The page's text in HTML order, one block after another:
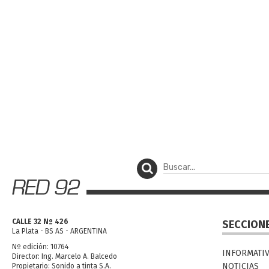
CALLE 32 Nº 426
La Plata - BS AS - ARGENTINA
Nº edición: 10764
Director: Ing. Marcelo A. Balcedo
Propietario: Sonido a tinta S.A.
NOTICIAS